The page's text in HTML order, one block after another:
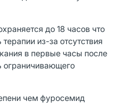
до 18 часов что
из-за отсутствия
в первые часы после
ограничивающего
чем фуросемид